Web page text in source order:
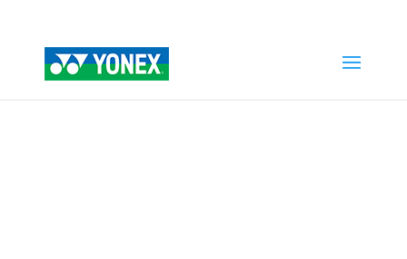
Home»Tienda»ULTIMATUM LEATHER PREMIUM